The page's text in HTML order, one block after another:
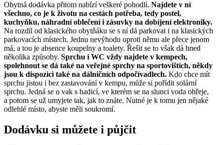
Obytná dodávka přitom nabízí veškeré pohodlí. Najdete v ní
všechno, co je k životu na cestách potřeba, tedy postel,
kuchyňku, náhradní oblečení i zásuvky na dobíjení elektroniky.
Na rozdíl od klasického obytňáku se s ní dá parkovat i na klasických
parkovacích místech. Jednu nevýhodu oproti němu ale přece jenom
má, a tou je absence koupelny a toalety. Řešit se to však dá hned
několika způsoby. Sprchu i WC vždy najdete v kempech,
spolehnout se dá také na veřejné sprchy na sportovištích, někdy
jsou k dispozici také na dálničních odpočívadlech. Kdo chce mít
sprchu jistou i bez zastavování v kempu, může si pořídit solární
sprchu. Jedná se o vak s hadicí, ve kterém se na slunci voda ohřeje,
a potom se už umyjete tak, jak to znáte. Nutné je k tomu jen nějaké
odlehlé místo, abyste měli soukromí.
Dodávku si můžete i půjčit